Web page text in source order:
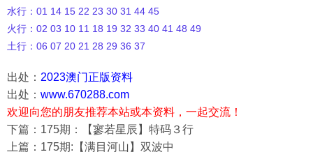
水行：01 14 15 22 23 30 31 44 45
火行：02 03 10 11 18 19 32 33 40 41 48 49
土行：06 07 20 21 28 29 36 37
出处： 2023澳门正版资料
出处： www.670288.com
欢迎向您的朋友推荐本站或本资料，一起交流！
下篇：175期：【寥若星辰】特码３行
上篇：175期:【满目河山】双波中